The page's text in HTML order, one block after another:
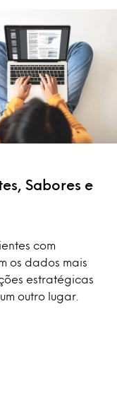
Sabores e
com
os dados mais
estratégicas
outro lugar.